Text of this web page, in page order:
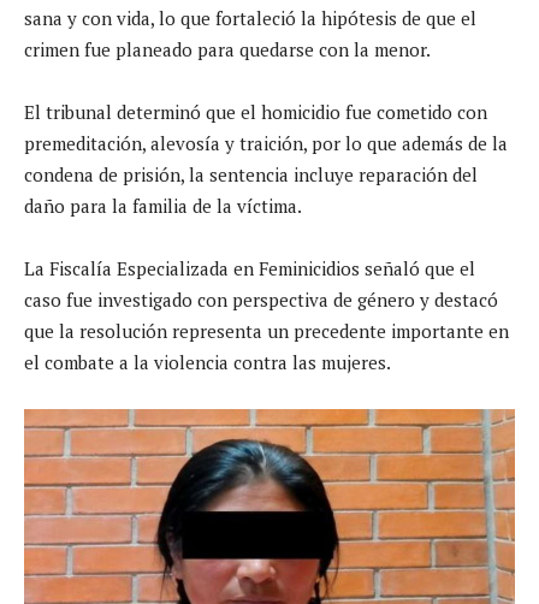
sana y con vida, lo que fortaleció la hipótesis de que el
crimen fue planeado para quedarse con la menor.
El tribunal determinó que el homicidio fue cometido con
premeditación, alevosía y traición, por lo que además de la
condena de prisión, la sentencia incluye reparación del
daño para la familia de la víctima.
La Fiscalía Especializada en Feminicidios señaló que el
caso fue investigado con perspectiva de género y destacó
que la resolución representa un precedente importante en
el combate a la violencia contra las mujeres.